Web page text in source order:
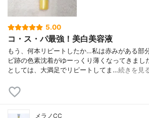
5.00
コ・ス・パ最強！美白美容液
もう、何本リピートしたか…私は赤みがある部
ビ跡の色素沈着がゆーっくり薄くなってきまし
としては、大満足でリピートしてま…続きを見
メラノCC